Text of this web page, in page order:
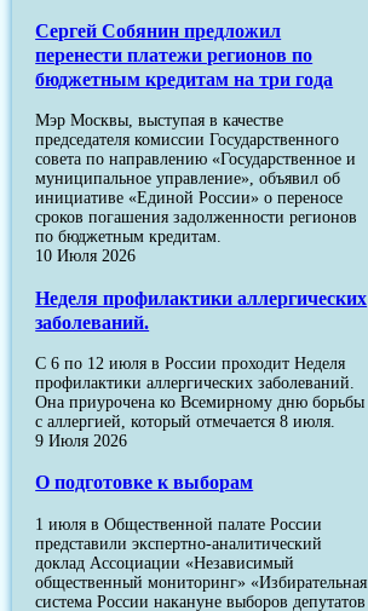
Сергей Собянин предложил
перенести платежи регионов по
бюджетным кредитам на три года
Мэр Москвы, выступая в качестве
председателя комиссии Государственного
совета по направлению «Государственное и
муниципальное управление», объявил об
инициативе «Единой России» о переносе
сроков погашения задолженности регионов
по бюджетным кредитам.
10 Июля 2026
Неделя профилактики аллергических
заболеваний.
С 6 по 12 июля в России проходит Неделя
профилактики аллергических заболеваний.
Она приурочена ко Всемирному дню борьбы
с аллергией, который отмечается 8 июля.
9 Июля 2026
О подготовке к выборам
1 июля в Общественной палате России
представили экспертно-аналитический
доклад Ассоциации «Независимый
общественный мониторинг» «Избирательная
система России накануне выборов депутатов